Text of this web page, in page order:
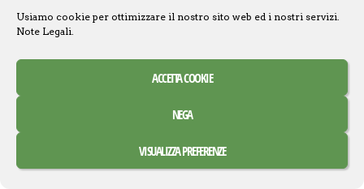
Usiamo cookie per ottimizzare il nostro sito web ed i nostri servizi.
Note Legali.
ACCETTA COOKIE
NEGA
VISUALIZZA PREFERENZE